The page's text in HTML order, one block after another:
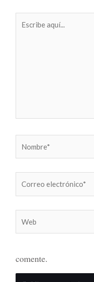
aquí...
electrónico*
comente.